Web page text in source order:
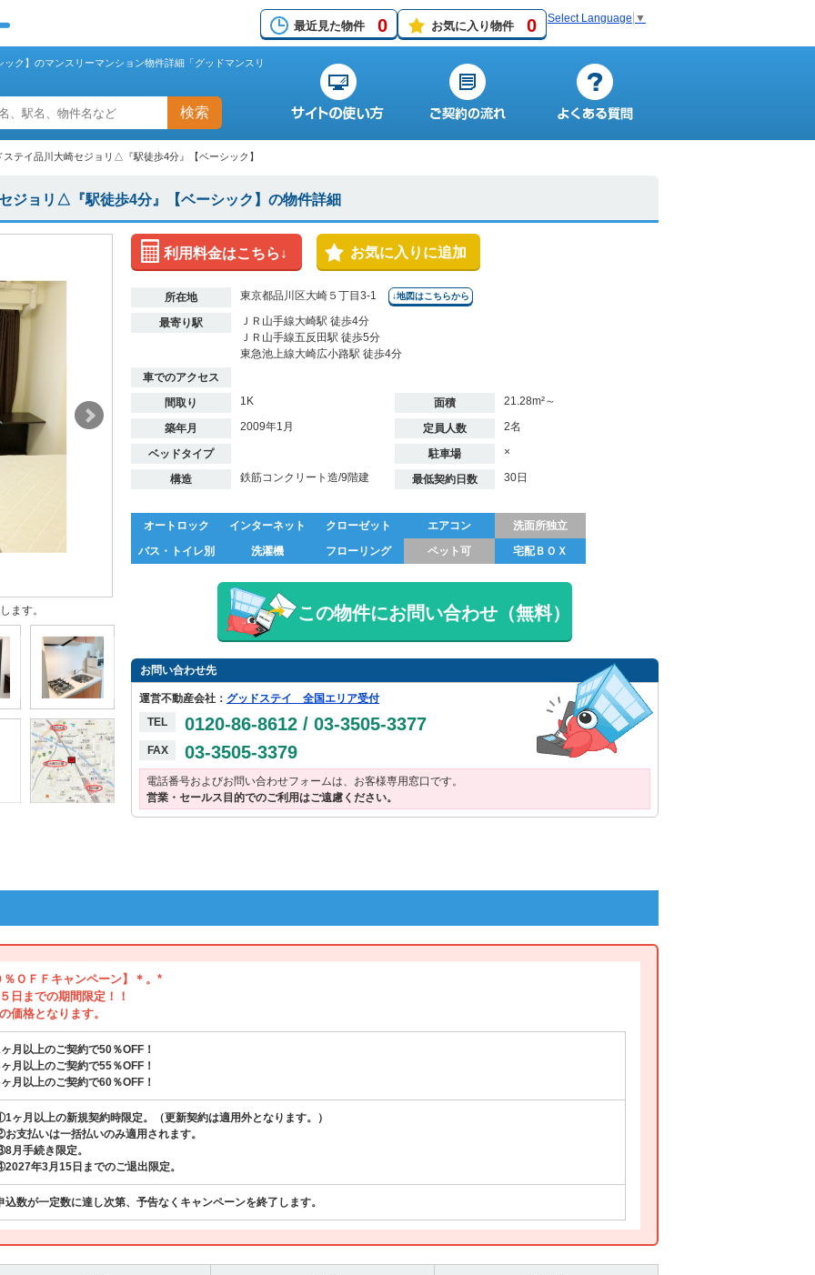
最近見た物件 0 お気に入り物件 0 Select Language ▼
ク】のマンスリーマンション物件詳細「グッドマンスリ
検索
ステイ品川大崎セジョリ△『駅徒歩4分』【ベーシック】
ジョリ△『駅徒歩4分』【ベーシック】の物件詳細
ます。
利用料金はこちら↓ お気に入りに追加
所在地 東京都品川区大崎５丁目3-1 ↓地図はこちらから
最寄り駅
ＪＲ山手線大崎駅 徒歩4分
ＪＲ山手線五反田駅 徒歩5分
東急池上線大崎広小路駅 徒歩4分
車でのアクセス
間取り
1K 面積 21.28m²～
築年月 2009年1月 定員人数 2名
ベッドタイプ 駐車場 ×
構造 鉄筋コンクリート造/9階建 最低契約日数 30日
オートロック インターネット クローゼット エアコン
洗面所独立
バス・トイレ別
洗濯機 フローリング ペット可 宅配ＢＯＸ
この物件にお問い合わせ（無料）
お問い合わせ先
運営不動産会社： グッドステイ 全国エリア受付
TEL
0120-86-8612 / 03-3505-3377
FAX 03-3505-3379
電話番号およびお問い合わせフォームは、お客様専用窓口です。
営業・セールス目的でのご利用はご遠慮ください。
ＯＦＦキャンペーン】＊。*
日までの期間限定！！
価格となります。
月以上のご契約で50％OFF！
月以上のご契約で55％OFF！
月以上のご契約で60％OFF！
ヶ月以上の新規契約時限定。（更新契約は適用外となります。）
支払いは一括払いのみ適用されます。
月手続き限定。
年3月15日までのご退出限定。
込数が一定数に達し次第、予告なくキャンペーンを終了します。